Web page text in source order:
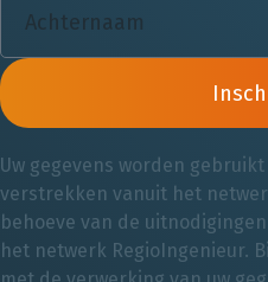
Uw gegevens worden
verstrekken vanuit het
behoeve van de
het netwerk RegioIngenieur.